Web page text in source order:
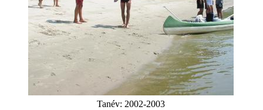
Tanév: 2002-2003